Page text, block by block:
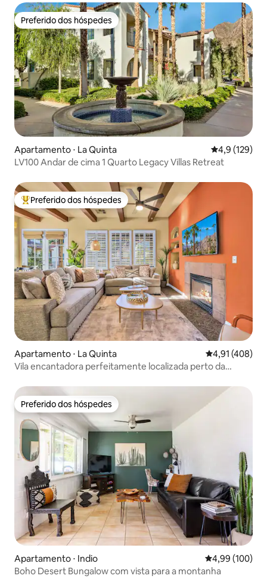
Preferido dos hóspedes
Preferido dos hóspedes
Apartamento ⋅ La Quinta 4,9 de uma
4,9 (129)
LV100 Andar de cima 1 Quarto Legacy Villas Retreat
Entre os melhores preferidos dos hóspedes
Preferido dos hóspedes
Apartamento ⋅ La Quinta 4,91 de uma
4,91 (408)
Vila encantadora perfeitamente localizada perto da
Preferido dos hóspedes
Preferido dos hóspedes
Apartamento ⋅ Indio 4,99 de uma
4,99 (100)
Boho Desert Bungalow com vista para a montanha